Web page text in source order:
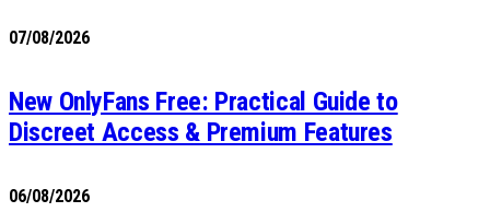
07/08/2026
New OnlyFans Free: Practical Guide to
Discreet Access & Premium Features
06/08/2026